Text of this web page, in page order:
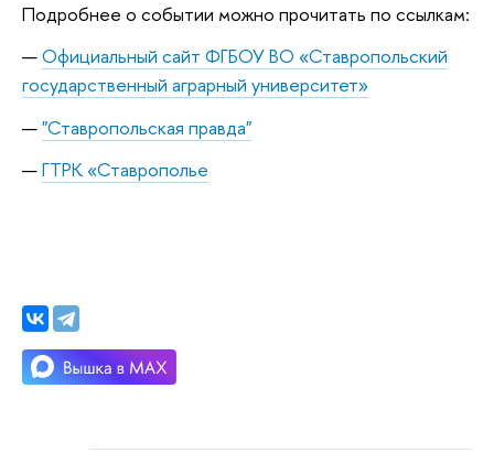
Подробнее о событии можно прочитать по ссылкам:
Официальный сайт ФГБОУ ВО «Ставропольский
государственный аграрный университет»
"Ставропольская правда"
ГТРК «Ставрополье